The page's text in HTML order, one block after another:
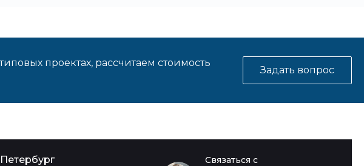
проектах, рассчитаем стоимость
Задать вопрос
Связаться с